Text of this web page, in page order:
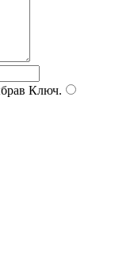
Ключ.